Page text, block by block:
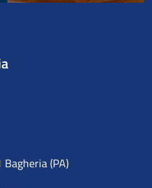
(PA)